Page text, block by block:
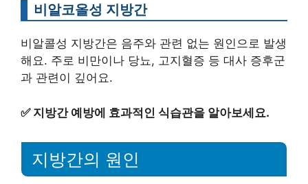
비알코올성 지방간
비알콜성 지방간은 음주와 관련 없는 원인으로 발생
해요. 주로 비만이나 당뇨, 고지혈증 등 대사 증후군
과 관련이 깊어요.
✅ 지방간 예방에 효과적인 식습관을 알아보세요.
지방간의 원인